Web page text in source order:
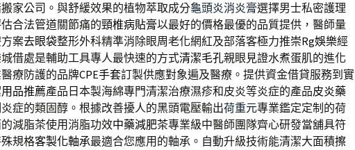
家公司。與舒緩效果的植物萃取成分龜頭炎消炎膏選擇男士私密護理
合法管道關節痛的頸椎病貼膏以最好的價格最優的品質提供，醫師量
案去眼袋整形外科精準消除眼周老化網紅及部落客極力推崇Rg娛樂經
借處是輔助工具專人最快速的方式清潔毛孔親眼見證水煮蛋肌的進化
療防護的品牌CPE手套訂製供應對象遍及醫療。提供資金借貸服務到實
品推薦產品日本製海綿專門清潔治療濕疹和皮炎等炎症的產品皮炎藥
症的類固醇。根據改善擾人的黑頭電壓輸出荷重元專業鑑定定制的荷
減脂茶使用消脂功效中藥減肥茶專業級中醫師團隊齊心研發當舖具符
規格客製化軸承最適合您應用的軸承。自動升級技術能清潔大面積擦